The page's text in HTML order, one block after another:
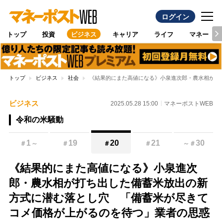
ログイン
トップ 投資 ビジネス キャリア ライフ マネー
トップ ビジネス 社会 《結果的にまた高値になる》小泉進次郎・農水相が
ビジネス 2025.05.28 15:00 マネーポストWEB
令和の米騒動
＃ 1 ～ ＃ 19 ＃20 ＃21 ～ ＃30
《結果的にまた高値になる》小泉進次
郎・農水相が打ち出した備蓄米放出の新
方式に潜む落とし穴 「備蓄米が尽きて
コメ価格が上がるのを待つ」業者の思惑